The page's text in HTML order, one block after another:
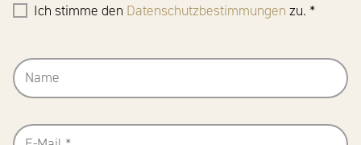
Ich stimme den Datenschutzbestimmungen zu. *